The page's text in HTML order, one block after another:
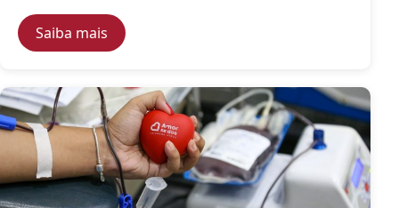
Saiba mais — Câmara Municipal aprova Lei de